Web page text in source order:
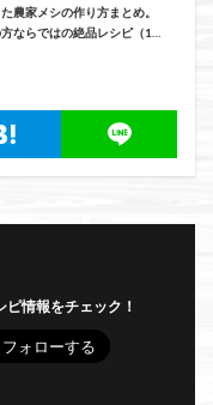
農家メシの作り方まとめ。
ならではの絶品レシピ（11
ピ情報をチェック！